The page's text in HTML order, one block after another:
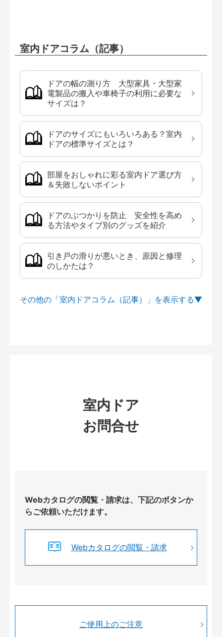
室内ドアコラム（記事）
ドアの幅の測り方 大型家具・大型家
電製品の搬入や車椅子の利用に必要な
サイズは？
ドアのサイズにもいろいろある？室内
ドアの標準サイズとは？
部屋をおしゃれに彩る室内ドア選び方
＆失敗しないポイント
ドアのぶつかりを防止 安全性を高め
る方法やタイプ別のグッズを紹介
引き戸の滑りが悪いとき、原因と修理
のしかたは？
その他の「室内ドアコラム（記事）」を
室内ドア
お問合せ
Webカタログの閲覧・請求は、下記のボタンか
らご依頼いただけます。
Webカタログの閲覧・請求
ご使用上のご注意